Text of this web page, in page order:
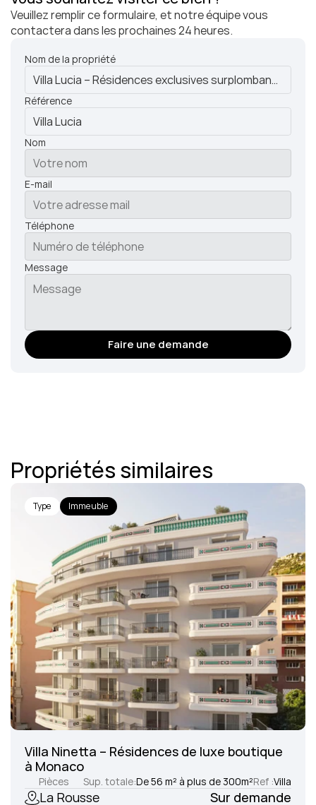
Veuillez remplir ce formulaire, et notre équipe vous
contactera dans les prochaines 24 heures.
Nom de la propriété
Référence
Nom
E-mail
Téléphone
Message
Faire une demande
Propriétés similaires
Type Immeuble
Villa Ninetta – Résidences de luxe boutique
à Monaco
Pièces Sup. totale:De 56 m² à plus de 300m²Ref :Villa
La Rousse Sur demande